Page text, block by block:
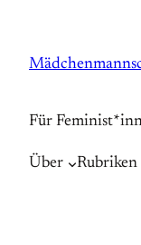
springen
Für
Über Rubriken